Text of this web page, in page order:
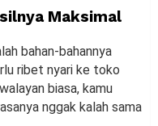
Maksimal
bahan-bahannya
ribet nyari ke toko
biasa, kamu
nggak kalah sama